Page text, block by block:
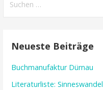
nach:
Neueste Beiträge
Buchmanufaktur Dürnau
Literaturliste: Sinneswandel